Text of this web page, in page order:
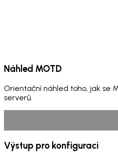
Náhled MOTD
Orientační náhled toho, jak se
serverů.
Výstup pro konfiguraci